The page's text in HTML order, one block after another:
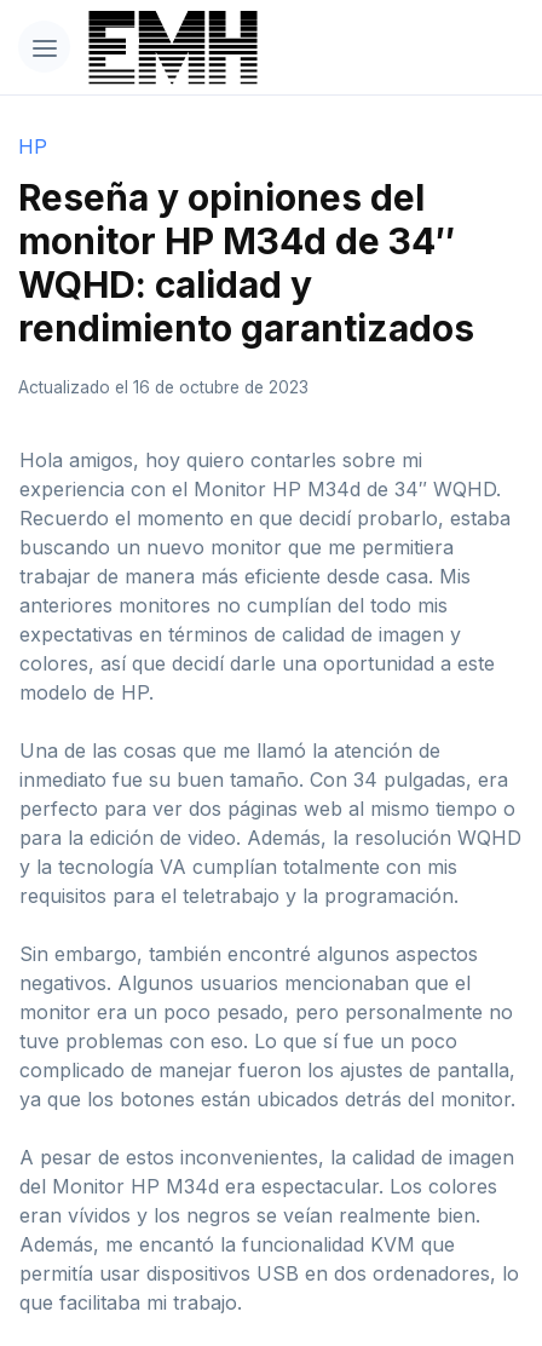
HP
Reseña y opiniones del
monitor HP M34d de 34″
WQHD: calidad y
rendimiento garantizados
Actualizado el 16 de octubre de 2023
Hola amigos, hoy quiero contarles sobre mi
experiencia con el Monitor HP M34d de 34″ WQHD.
Recuerdo el momento en que decidí probarlo, estaba
buscando un nuevo monitor que me permitiera
trabajar de manera más eficiente desde casa. Mis
anteriores monitores no cumplían del todo mis
expectativas en términos de calidad de imagen y
colores, así que decidí darle una oportunidad a este
modelo de HP.
Una de las cosas que me llamó la atención de
inmediato fue su buen tamaño. Con 34 pulgadas, era
perfecto para ver dos páginas web al mismo tiempo o
para la edición de video. Además, la resolución WQHD
y la tecnología VA cumplían totalmente con mis
requisitos para el teletrabajo y la programación.
Sin embargo, también encontré algunos aspectos
negativos. Algunos usuarios mencionaban que el
monitor era un poco pesado, pero personalmente no
tuve problemas con eso. Lo que sí fue un poco
complicado de manejar fueron los ajustes de pantalla,
ya que los botones están ubicados detrás del monitor.
A pesar de estos inconvenientes, la calidad de imagen
del Monitor HP M34d era espectacular. Los colores
eran vívidos y los negros se veían realmente bien.
Además, me encantó la funcionalidad KVM que
permitía usar dispositivos USB en dos ordenadores, lo
que facilitaba mi trabajo.